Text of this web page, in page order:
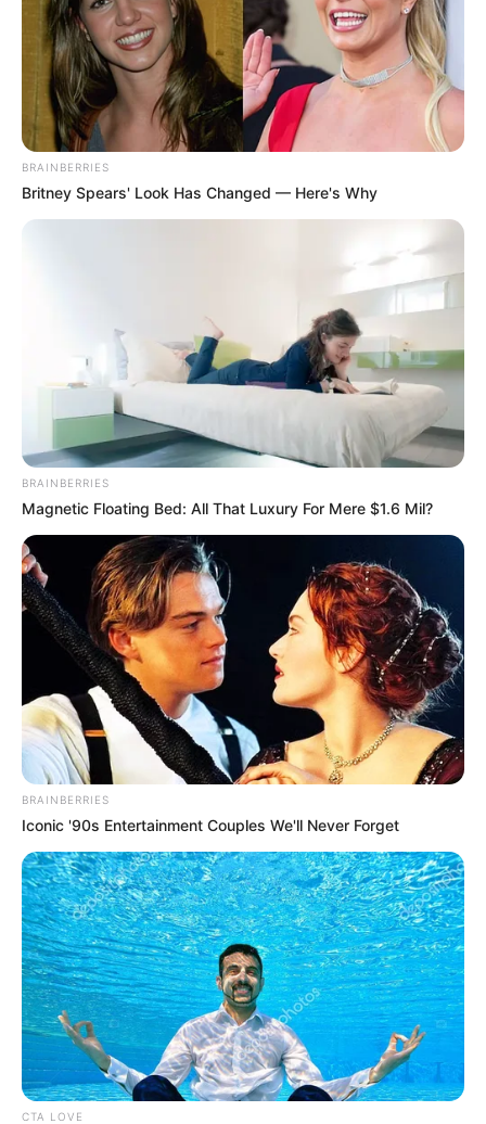
BRAINBERRIES
Britney Spears' Look Has Changed — Here's Why
BRAINBERRIES
Magnetic Floating Bed: All That Luxury For Mere $1.6 Mil?
BRAINBERRIES
Iconic '90s Entertainment Couples We'll Never Forget
CTA LOVE